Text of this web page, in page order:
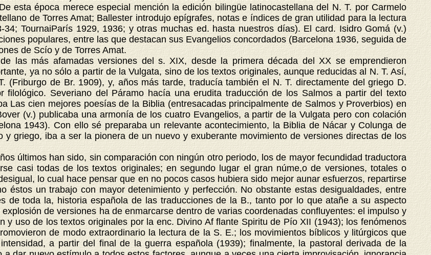
esta época merece especial mención la edición bilingüe latinocastellana del N. T. por Carmelo
de Torres Amat; Ballester introdujo epígrafes, notas e índices de gran utilidad para la lectura
TournaiParís 1929, 1936; y otras muchas ed. hasta nuestros días). El card. Isidro Gomá (v.)
populares, entre las que destacan sus Evangelios concordados (Barcelona 1936, seguida de
de Scío y de Torres Amat.
más afamadas versiones del s. XIX, desde la primera década del XX se emprendieron
ya no sólo a partir de la Vulgata, sino de los textos originales, aunque reducidas al N. T. Así,
(Friburgo de Br. 1909), y, años más tarde, traducía también el N. T. directamente del griego D.
filológico. Severiano del Páramo hacía una erudita traducción de los Salmos a partir del texto
Las cien mejores poesías de la Biblia (entresacadas principalmente de Salmos y Proverbios) en
(v.) publicaba una armonía de los cuatro Evangelios, a partir de la Vulgata pero con colación
1943). Con ello sé preparaba un relevante acontecimiento, la Biblia de Nácar y Colunga de
griego, iba a ser la pionera de un nuevo y exuberante movimiento de versiones directas de los
últimos han sido, sin comparación con ningún otro periodo, los de mayor fecundidad traductora
casi todas de los textos originales; en segundo lugar el gran núme,o de versiones, totales o
lo cual hace pensar que en no pocos casos hubiera sido mejor aunar esfuerzos, repartirse
éstos un trabajo con mayor detenimiento y perfección. No obstante estas desigualdades, entre
de toda la, historia española de las traducciones de la B., tanto por lo que atañe a su aspecto
de versiones ha de enmarcarse dentro de varias coordenadas confluyentes: el impulso y
y uso de los textos originales por la enc. Divino Af flante Spiritu de Pío XII (1943); los fenómenos
de modo extraordinario la lectura de la S. E.; los movimientos bíblicos y litúrgicos que
a partir del final de la guerra española (1939); finalmente, la pastoral derivada de la